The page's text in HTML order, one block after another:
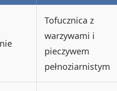
Tofucznica z
warzywami i
pieczywem
pełnoziarnistym